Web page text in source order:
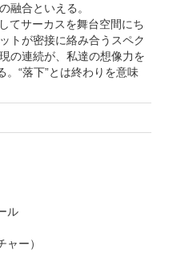
融合といえる。
てサーカスを舞台空間にち
トが密接に絡み合うスペク
の連続が、私達の想像力を
。“落下”とは終わりを意味
ル
ー）